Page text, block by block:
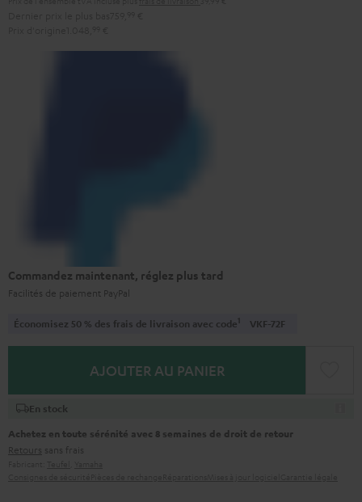
Commandez maintenant, réglez plus tard
Facilités de paiement PayPal
Économisez 50 % des frais de livraison avec code1 VKF-72F
AJOUTER AU PANIER
En stock
Achetez en toute sérénité avec 8 semaines de droit de retour
Retours sans frais